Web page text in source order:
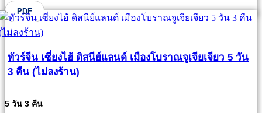
PDF
ทัวร์จีน เซี่ยงไฮ้ ดิสนีย์แลนด์ เมืองโบราณจูเจียเจียว 5 วัน
3 คืน (ไม่ลงร้าน)
5 วัน 3 คืน